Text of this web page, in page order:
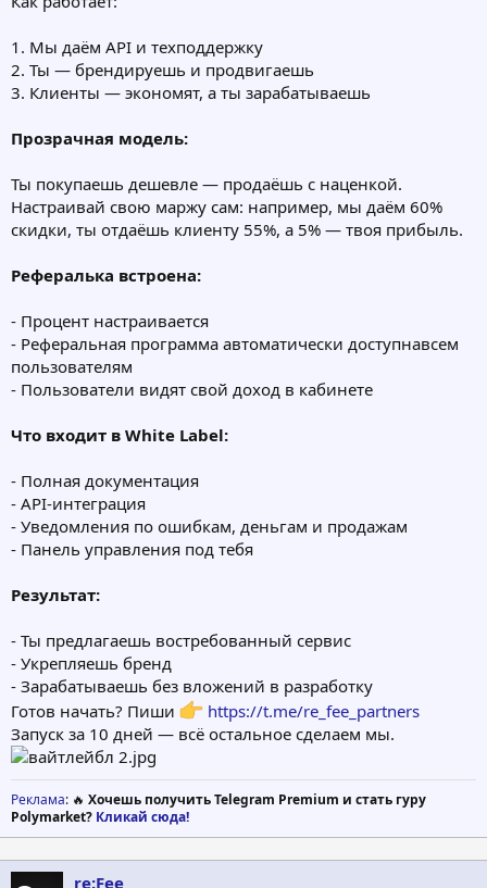
1. Мы даём API и техподдержку
2. Ты — брендируешь и продвигаешь
3. Клиенты — экономят, а ты зарабатываешь
Прозрачная модель:
Ты покупаешь дешевле — продаёшь с наценкой.
Настраивай свою маржу сам: например, мы даём 60%
скидки, ты отдаёшь клиенту 55%, а 5% — твоя прибыль.
Рефералька встроена:
- Процент настраивается
- Реферальная программа автоматически доступнавсем
пользователям
- Пользователи видят свой доход в кабинете
Что входит в White Label:
- Полная документация
- API-интеграция
- Уведомления по ошибкам, деньгам и продажам
- Панель управления под тебя
Результат:
- Ты предлагаешь востребованный сервис
- Укрепляешь бренд
- Зарабатываешь без вложений в разработку
Готов начать? Пиши
https://t.me/re_fee_partners
Запуск за 10 дней — всё остальное сделаем мы.
Реклама: 🔥 Хочешь получить Telegram Premium и стать гуру
Polymarket? Кликай сюда!
re:Fee